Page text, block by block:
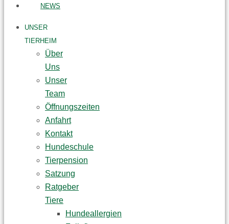
NEWS
UNSER
TIERHEIM
Über
Uns
Unser
Team
Öffnungszeiten
Anfahrt
Kontakt
Hundeschule
Tierpension
Satzung
Ratgeber
Tiere
Hundeallergien